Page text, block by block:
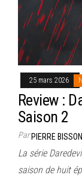
25 mars 2026
Review :
Saison 2
ParPIERRE BISSON
La série
saison de huit